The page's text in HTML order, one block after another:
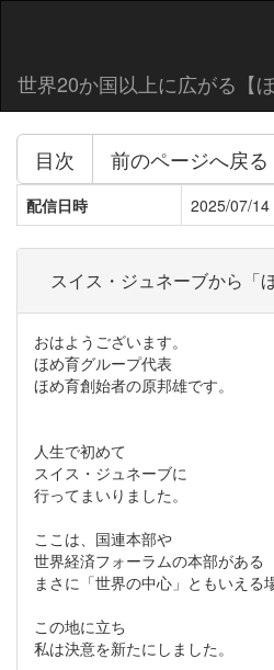
世界20か国以上に広がる【
目次 前のページへ戻る
配信日時 2025/07/14
スイス・ジュネーブから「
おはようございます。
ほめ育グループ代表
ほめ育創始者の原邦雄です。
人生で初めて
スイス・ジュネーブに
行ってまいりました。
ここは、国連本部や
世界経済フォーラムの本部がある
まさに「世界の中心」ともいえる
この地に立ち
私は決意を新たにしました。